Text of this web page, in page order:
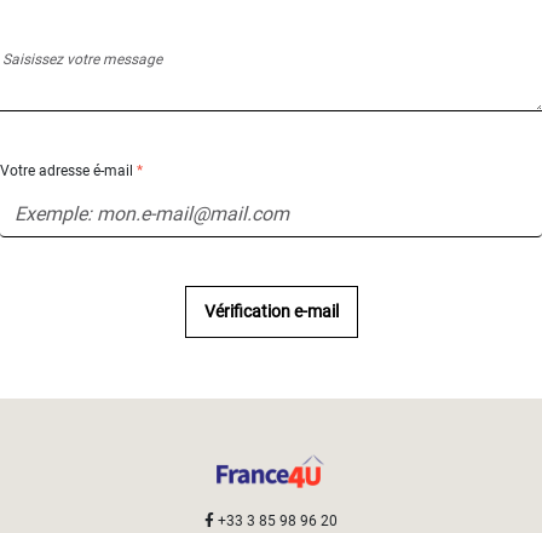
Votre adresse é-mail *
Vérification e-mail
+33 3 85 98 96 20